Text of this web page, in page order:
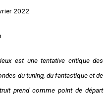
2022
est une tentative critique des
du tuning, du fantastique et de
prend comme point de départ